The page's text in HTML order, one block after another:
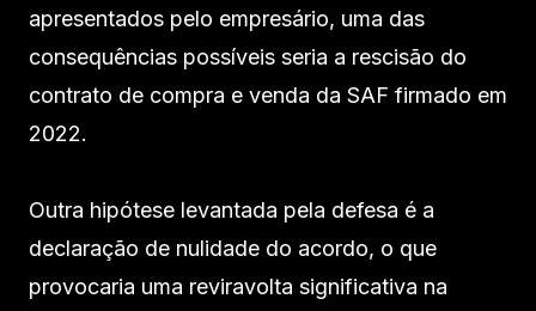
apresentados pelo empresário, uma das
consequências possíveis seria a rescisão do
contrato de compra e venda da SAF firmado em
2022.
Outra hipótese levantada pela defesa é a
declaração de nulidade do acordo, o que
provocaria uma reviravolta significativa na